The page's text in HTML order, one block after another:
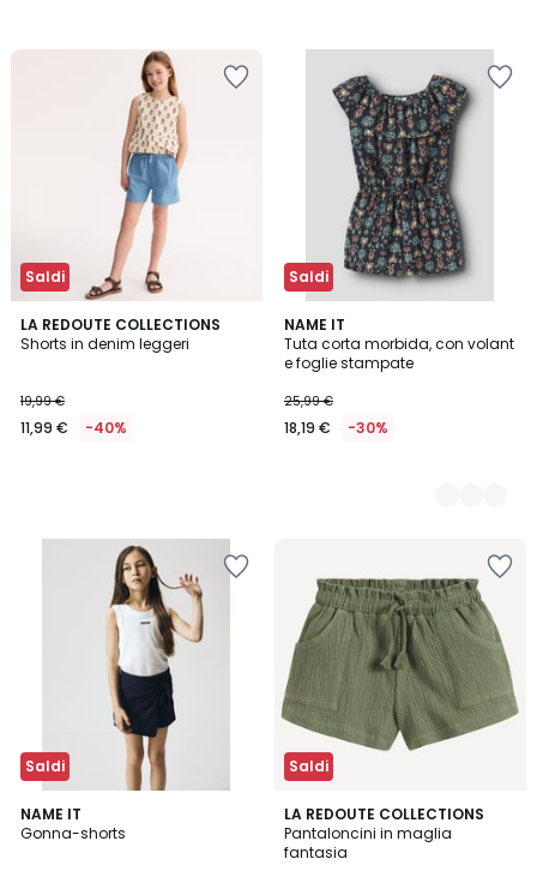
Saldi
LA REDOUTE COLLECTIONS
Shorts in denim leggeri
19,99 €
11,99 € -40%
Saldi
NAME IT
Tuta corta morbida, con volant
e foglie stampate
25,99 €
18,19 € -30%
2
Colori
Saldi
NAME IT
Gonna-shorts
Saldi
LA REDOUTE COLLECTIONS
Pantaloncini in maglia
fantasia
5
/
5